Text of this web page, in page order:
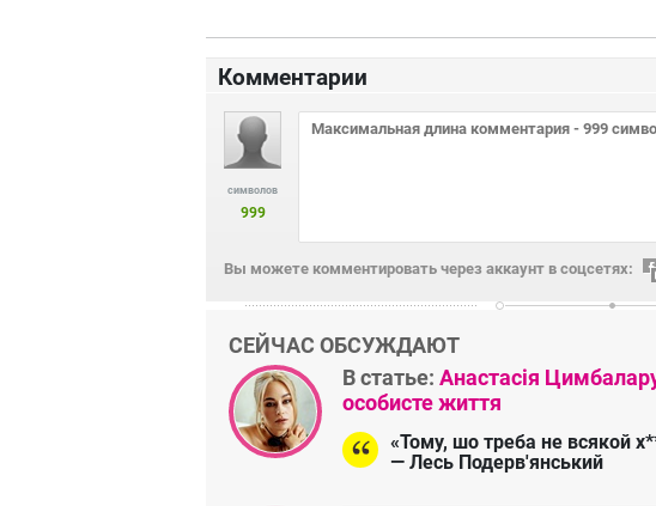
Комментарии
символов
999
Вы можете комментировать через аккаунт в соцсетях:
СЕЙЧАС ОБСУЖДАЮТ
В статье: Анастасія
особисте життя
«Тому, шо треба не всякой
— Лесь Подерв'янський